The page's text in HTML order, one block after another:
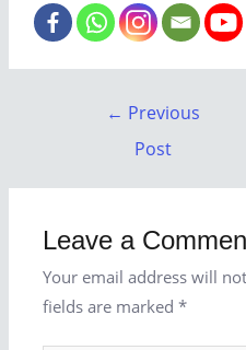
← Previous
Post
Leave a
Your email address will
fields are marked*